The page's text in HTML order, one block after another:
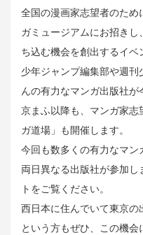
全国の漫画家志望者のため
ガミュージアムにお招き
ち込む機会を創出するイベ
少年ジャンプ編集部や週刊
んの有力なマンガ出版社が
京まふ以降も、マンガ家志
ガ道場」も開催します。
今回も数多くの有力なマン
両日異なる出版社が参加
トをご覧ください。
西日本に住んでいて東京
という方もぜひ、この機会